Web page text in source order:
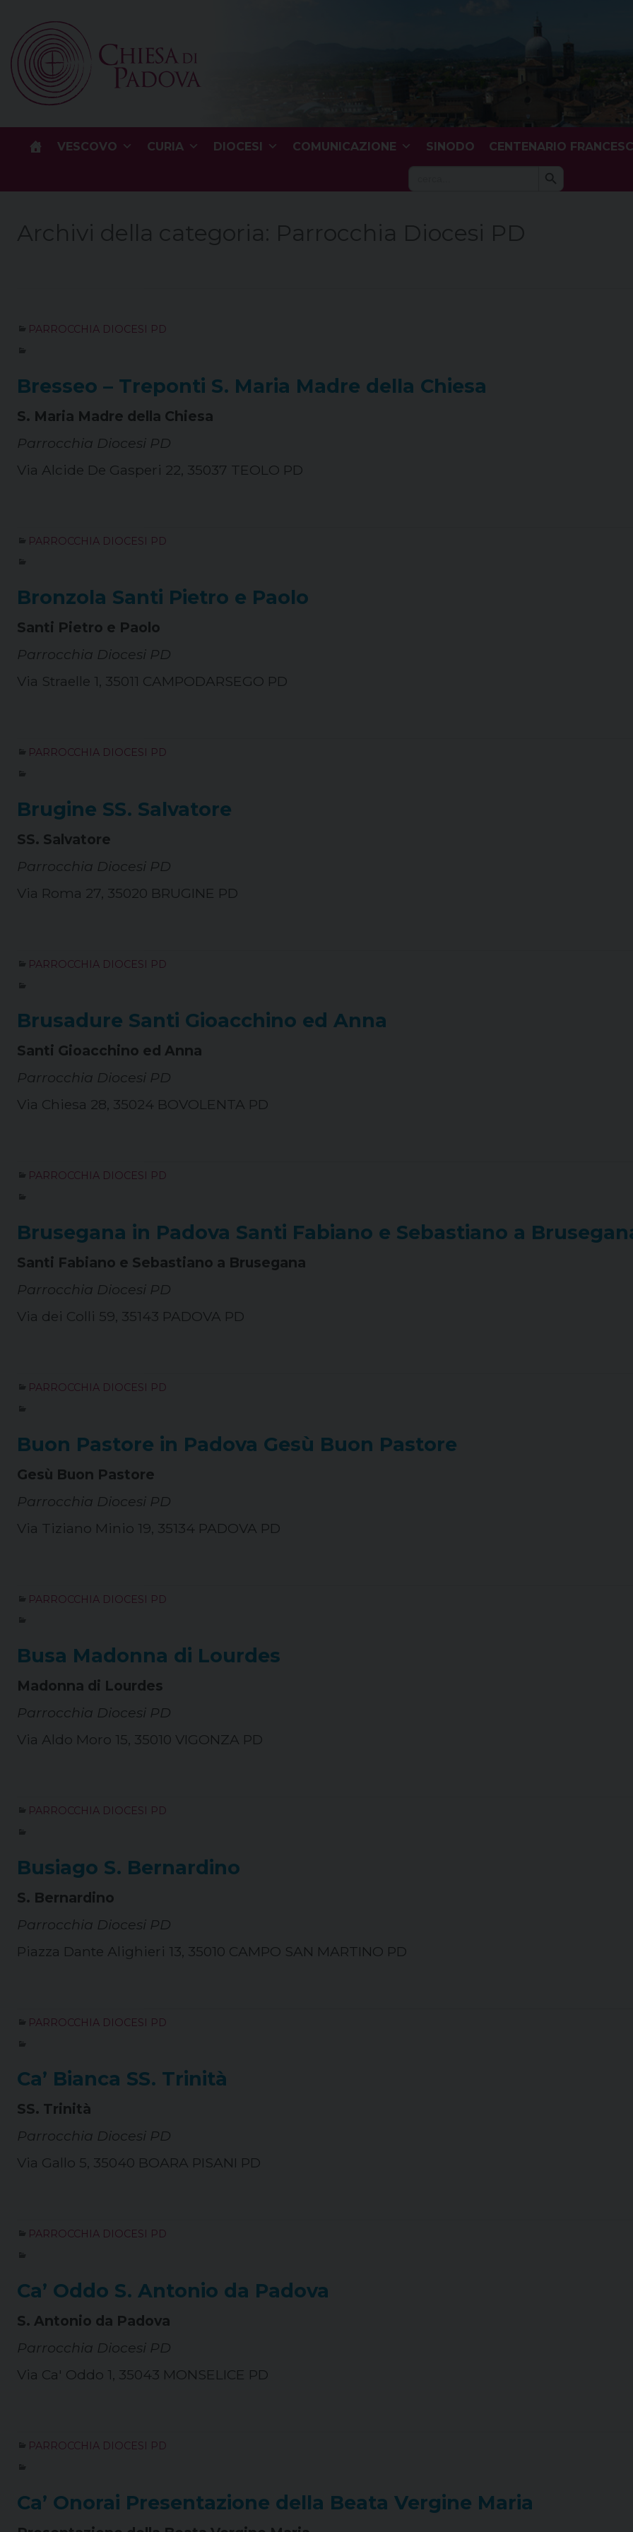
content
VESCOVO CURIA DIOCESI COMUNICAZIONE SINODO CENTENARIO
Search Search Button
PARROCCHIA DIOCESI PD
Bresseo – Treponti S. Maria Madre della Chiesa
S. Maria Madre della Chiesa
Parrocchia Diocesi PD
Via Alcide De Gasperi 22, 35037 TEOLO PD
PARROCCHIA DIOCESI PD
Bronzola Santi Pietro e Paolo
Santi Pietro e Paolo
Parrocchia Diocesi PD
Via Straelle 1, 35011 CAMPODARSEGO PD
PARROCCHIA DIOCESI PD
Brugine SS. Salvatore
SS. Salvatore
Parrocchia Diocesi PD
Via Roma 27, 35020 BRUGINE PD
PARROCCHIA DIOCESI PD
Brusadure Santi Gioacchino ed Anna
Santi Gioacchino ed Anna
Parrocchia Diocesi PD
Via Chiesa 28, 35024 BOVOLENTA PD
PARROCCHIA DIOCESI PD
Brusegana in Padova Santi Fabiano e Sebastiano a
Santi Fabiano e Sebastiano a Brusegana
Parrocchia Diocesi PD
Via dei Colli 59, 35143 PADOVA PD
PARROCCHIA DIOCESI PD
Buon Pastore in Padova Gesù Buon Pastore
Gesù Buon Pastore
Parrocchia Diocesi PD
Via Tiziano Minio 19, 35134 PADOVA PD
PARROCCHIA DIOCESI PD
Busa Madonna di Lourdes
Madonna di Lourdes
Parrocchia Diocesi PD
Via Aldo Moro 15, 35010 VIGONZA PD
PARROCCHIA DIOCESI PD
Busiago S. Bernardino
S. Bernardino
Parrocchia Diocesi PD
Piazza Dante Alighieri 13, 35010 CAMPO SAN MARTINO PD
PARROCCHIA DIOCESI PD
Ca’ Bianca SS. Trinità
SS. Trinità
Parrocchia Diocesi PD
Via Gallo 5, 35040 BOARA PISANI PD
PARROCCHIA DIOCESI PD
Ca’ Oddo S. Antonio da Padova
S. Antonio da Padova
Parrocchia Diocesi PD
Via Ca' Oddo 1, 35043 MONSELICE PD
PARROCCHIA DIOCESI PD
Ca’ Onorai Presentazione della Beata Vergine Maria